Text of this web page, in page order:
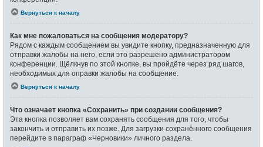
Вернуться к началу
Как мне пожаловаться на сообщения модератору?
Рядом с каждым сообщением вы увидите кнопку, предназначенную для
отправки жалобы на него, если это разрешено администратором
конференции. Щёлкнув по этой кнопке, вы пройдёте через ряд шагов,
необходимых для оправки жалобы на сообщение.
Вернуться к началу
Что означает кнопка «Сохранить» при создании сообщения?
Эта кнопка позволяет вам сохранять сообщения для того, чтобы
закончить и отправить их позже. Для загрузки сохранённого сообщения
перейдите в параграф «Черновики» личного раздела.